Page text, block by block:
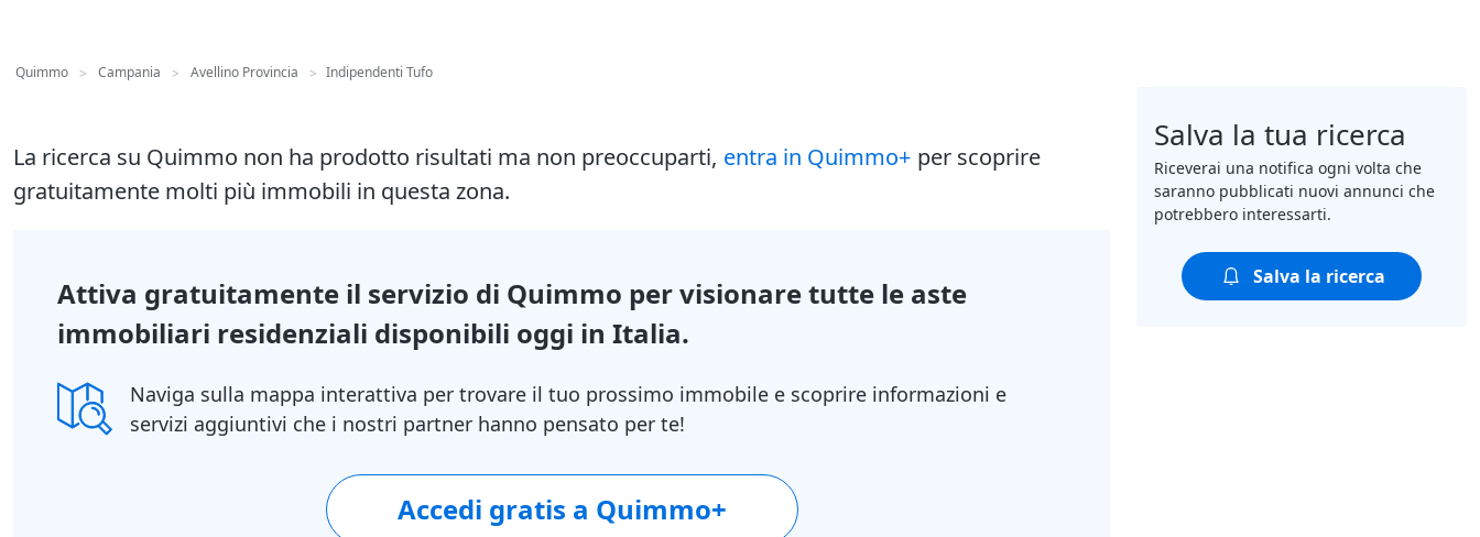
Quimmo > Campania > Avellino Provincia > Indipendenti Tufo
La ricerca su Quimmo non ha prodotto risultati ma non preoccuparti, entra in Quimmo+ per scoprire
gratuitamente molti più immobili in questa zona.
Attiva gratuitamente il servizio di Quimmo per visionare tutte le aste
immobiliari residenziali disponibili oggi in Italia.
Naviga sulla mappa interattiva per trovare il tuo prossimo immobile e scoprire informazioni e
servizi aggiuntivi che i nostri partner hanno pensato per te!
Accedi gratis a Quimmo+
Salva la tua ricerca
Riceverai una notifica ogni volta che
saranno pubblicati nuovi annunci che
potrebbero interessarti.
Salva la ricerca